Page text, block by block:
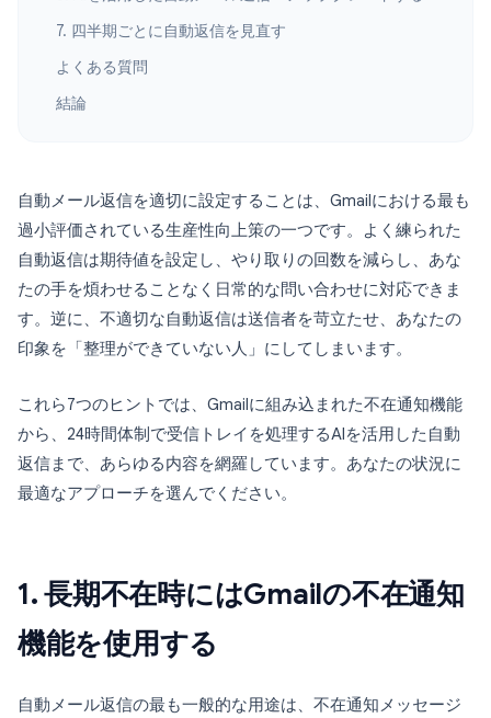
7. 四半期ごとに自動返信を見直す
よくある質問
結論
自動メール返信を適切に設定することは、Gmailにおける最も
過小評価されている生産性向上策の一つです。よく練られた
自動返信は期待値を設定し、やり取りの回数を減らし、あな
たの手を煩わせることなく日常的な問い合わせに対応できま
す。逆に、不適切な自動返信は送信者を苛立たせ、あなたの
印象を「整理ができていない人」にしてしまいます。
これら7つのヒントでは、Gmailに組み込まれた不在通知機能
から、24時間体制で受信トレイを処理するAIを活用した自動
返信まで、あらゆる内容を網羅しています。あなたの状況に
最適なアプローチを選んでください。
1. 長期不在時にはGmailの不在通知
機能を使用する
自動メール返信の最も一般的な用途は、不在通知メッセージ